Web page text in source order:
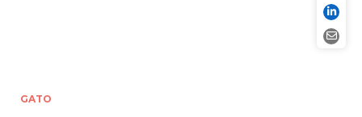
GATO